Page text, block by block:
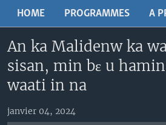
navigation
principale
Retour
recherche
AN BA FO!
FARAFINA FOLI
SUIVEZ-NOUS
S'abonner
HOME PROGRAMMES A
An ka Malidenw ka
sisan, min bɛ u
waati in na
janvier 04, 2024